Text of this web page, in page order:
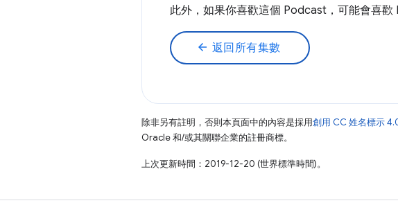
此外，如果你喜歡這個 Podcast，可能會喜
arrow_back 返回所有集數
除非另有註明，否則本頁面中的內容是採用創用 CC 姓名標示
Oracle 和/或其關聯企業的註冊商標。
上次更新時間：2019-12-20 (世界標準時間)。